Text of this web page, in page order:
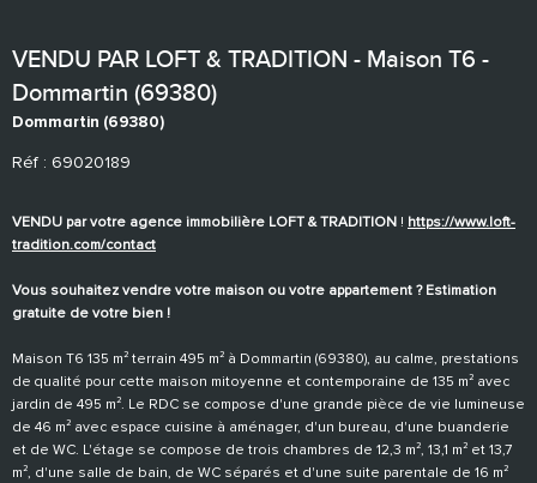
VENDU PAR LOFT & TRADITION - Maison T6 -
Dommartin (69380)
Dommartin (69380)
Réf : 69020189
VENDU par votre agence immobilière LOFT & TRADITION ! https://www.loft-
tradition.com/contact
Vous souhaitez vendre votre maison ou votre appartement ? Estimation
gratuite de votre bien !
Maison T6 135 m² terrain 495 m² à Dommartin (69380), au calme, prestations
de qualité pour cette maison mitoyenne et contemporaine de 135 m² avec
jardin de 495 m². Le RDC se compose d'une grande pièce de vie lumineuse
de 46 m² avec espace cuisine à aménager, d'un bureau, d'une buanderie
et de WC. L'étage se compose de trois chambres de 12,3 m², 13,1 m² et 13,7
m², d'une salle de bain, de WC séparés et d'une suite parentale de 16 m²